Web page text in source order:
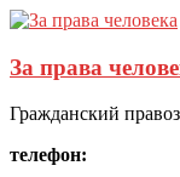
За права
Гражданский
телефон: